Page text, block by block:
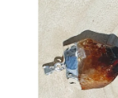
hviezdičiek.